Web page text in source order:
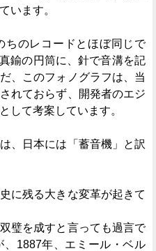
います。
ちのレコードとほぼ同じで
鍮の円筒に、針で音溝を記
、このフォノグラフは、当
れておらず、開発者のエジ
して考案しています。
、日本には「蓄音機」と訳
に残る大きな変革が起きて
璧を成すと言っても過言で
1887年、エミール・ベル